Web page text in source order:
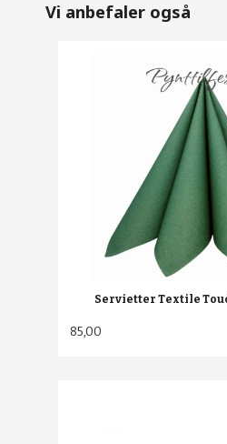
Vi anbefaler også
Servietter Textile
85,00